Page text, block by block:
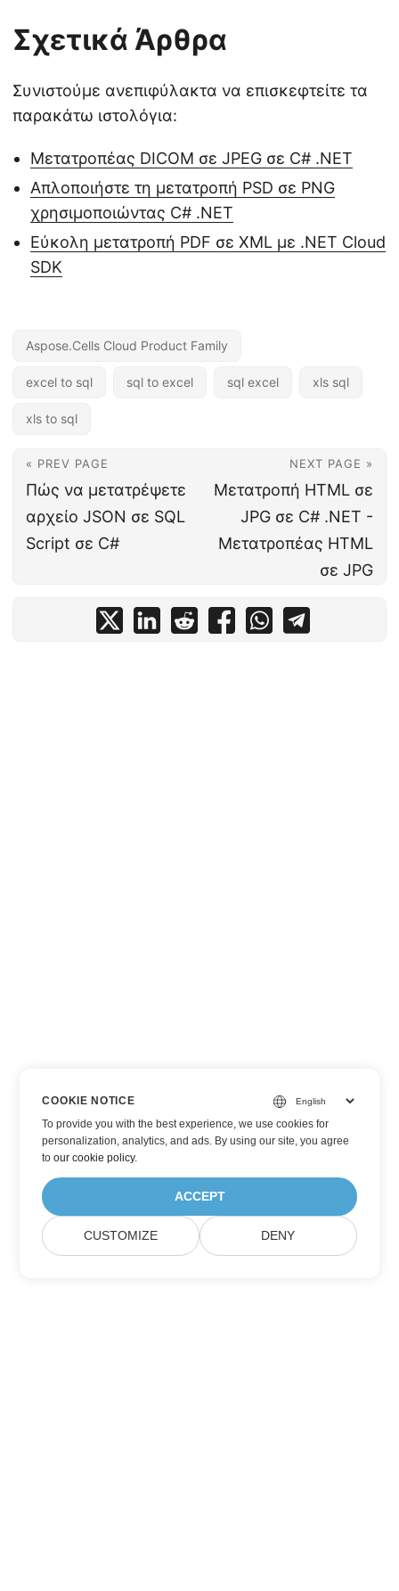
Σχετικά Άρθρα
Συνιστούμε ανεπιφύλακτα να επισκεφτείτε τα
παρακάτω ιστολόγια:
Μετατροπέας DICOM σε JPEG σε C# .NET
Απλοποιήστε τη μετατροπή PSD σε PNG
χρησιμοποιώντας C# .NET
Εύκολη μετατροπή PDF σε XML με .NET Cloud
SDK
Aspose.Cells Cloud Product Family
excel to sql sql to excel sql excel xls sql
xls to sql
« PREV PAGE
Πώς να μετατρέψετε
αρχείο JSON σε SQL
Script σε C#
NEXT PAGE »
Μετατροπή HTML σε
JPG σε C# .NET -
Μετατροπέας HTML
σε JPG
COOKIE NOTICE
To provide you with the best experience, we use cookies for
personalization, analytics, and ads. By using our site, you agree
toour cookie policy.
ACCEPT
CUSTOMIZE DENY